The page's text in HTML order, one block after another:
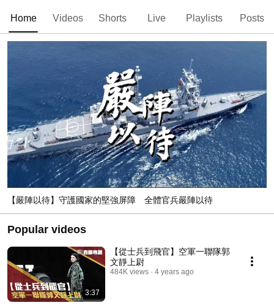
Home Videos Shorts Live Playlists Posts
【嚴陣以待】守護國家的堅強屏障 全體官兵嚴陣以待
Popular videos
3:37
【從士兵到飛官】空軍一聯隊郭
文靜上尉
484K views 4 years ago